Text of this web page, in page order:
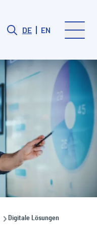
DE EN
Digitale Lösungen